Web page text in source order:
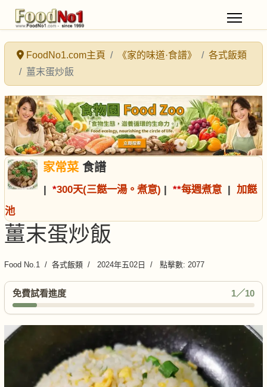
FoodNo1.com主頁 《家的味道·食譜》
各式飯類
薑末蛋炒飯
家常菜食譜
| *300天(三餸一湯。煮意) | **每週煮意 | 加餸
池
薑末蛋炒飯
Food No.1 各式飯類 2024年五02日 點擊數: 2077
免費試看進度 1／10